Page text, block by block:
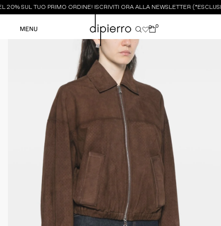
20% SUL TUO PRIMO ORDINE! ISCRIVITI ORA ALLA NEWSLETTER
MENU 0 0